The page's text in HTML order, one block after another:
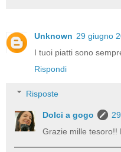
Unknown 29 giugno
I tuoi piatti sono
Rispondi
Risposte
Dolci a gogo
Grazie mille tesoro!!